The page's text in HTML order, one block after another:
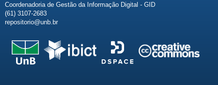
Coordenadoria de Gestão da Informação Digital - GID
(61) 3107-2683
repositorio@unb.br